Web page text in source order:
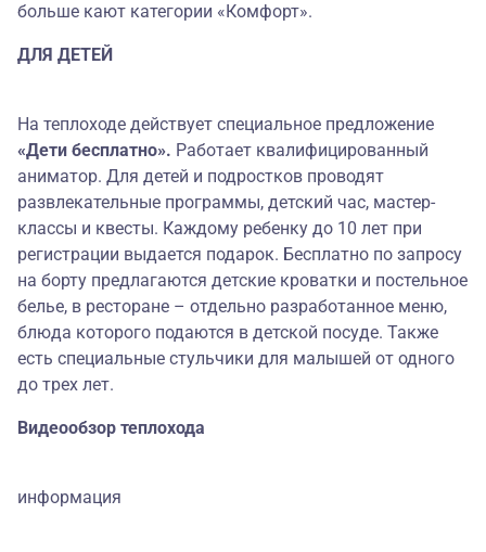
больше кают категории «Комфорт».
ДЛЯ ДЕТЕЙ
На теплоходе действует специальное предложение
«Дети бесплатно». Работает квалифицированный
аниматор. Для детей и подростков проводят
развлекательные программы, детский час, мастер-
классы и квесты. Каждому ребенку до 10 лет при
регистрации выдается подарок. Бесплатно по запросу
на борту предлагаются детские кроватки и постельное
белье, в ресторане – отдельно разработанное меню,
блюда которого подаются в детской посуде. Также
есть специальные стульчики для малышей от одного
до трех лет.
Видеообзор теплохода
информация